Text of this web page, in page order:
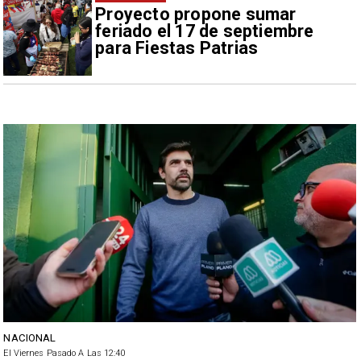
Proyecto propone sumar
feriado el 17 de septiembre
para Fiestas Patrias
NACIONAL
El Viernes Pasado A Las 12:40